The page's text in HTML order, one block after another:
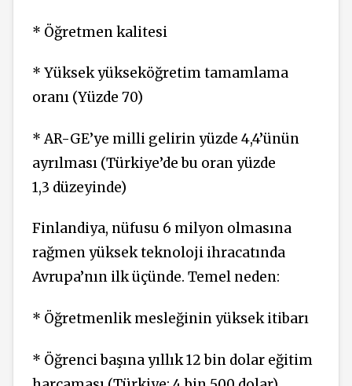
* Öğretmen kalitesi
* Yüksek yükseköğretim ta­mamlama
oranı (Yüzde 70)
* AR-GE’ye milli gelirin yüzde 4,4’ünün
ayrılması (Türkiye’de bu oran yüzde
1,3 düze­yinde)
Finlandiya, nüfusu 6 milyon ol­masına
rağmen yüksek teknoloji ihracatında
Avrupa’nın ilk üçün­de. Temel neden:
* Öğretmenlik mesleğinin yük­sek itibarı
* Öğrenci başına yıllık 12 bin dolar eğitim